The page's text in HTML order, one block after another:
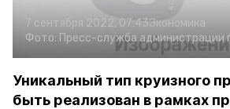
7 сентября 2022, 07:43Экономика
Фото: Пресс-служба администрации
Уникальный тип круизного
быть реализован в рамках